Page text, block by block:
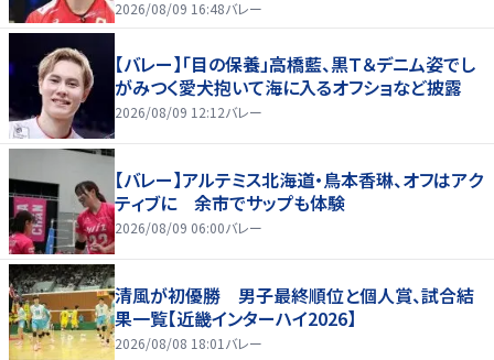
好いい」
2026/08/09 16:48バレー
【バレー】「目の保養」高橋藍、黒Ｔ＆デニム姿でし
がみつく愛犬抱いて海に入るオフショなど披露
2026/08/09 12:12バレー
【バレー】アルテミス北海道・鳥本香琳、オフはアク
ティブに 余市でサップも体験
2026/08/09 06:00バレー
清風が初優勝 男子最終順位と個人賞、試合結
果一覧【近畿インターハイ2026】
2026/08/08 18:01 バレー